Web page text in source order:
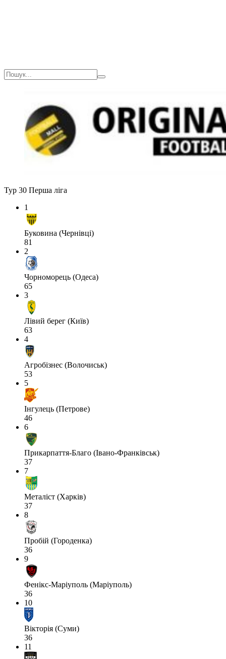
Тур 30 Перша ліга
1
Буковина (Чернівці)
81
2
Чорноморець (Одеса)
65
3
Лівий берег (Київ)
63
4
Агробізнес (Волочиськ)
53
5
Інгулець (Петрове)
46
6
Прикарпаття-Благо (Івано-Франківськ)
37
7
Металіст (Харків)
37
8
Пробій (Городенка)
36
9
Фенікс-Маріуполь (Маріуполь)
36
10
Вікторія (Суми)
36
11